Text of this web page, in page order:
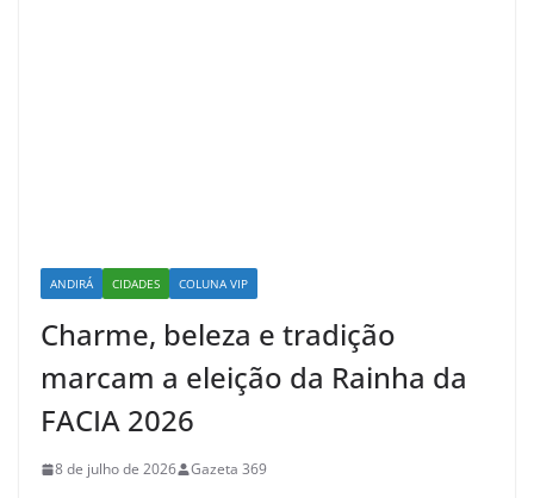
ANDIRÁ CIDADES COLUNA VIP
Charme, beleza e tradição
marcam a eleição da Rainha da
FACIA 2026
8 de julho de 2026 Gazeta 369